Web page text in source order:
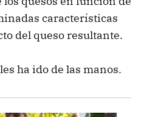
características
del queso resultante.
ha ido de las manos.